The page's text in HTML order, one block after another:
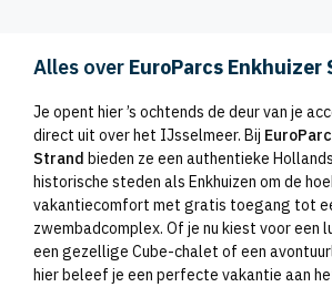
Alles over EuroParcs Enkhuizer
Je opent hier ’s ochtends de deur van je
direct uit over het IJsselmeer. Bij
Strand bieden ze een authentieke
historische steden als Enkhuizen om de
vakantiecomfort met gratis toegang tot
zwembadcomplex. Of je nu kiest voor een
een gezellige Cube-chalet of een
hier beleef je een perfecte vakantie aan